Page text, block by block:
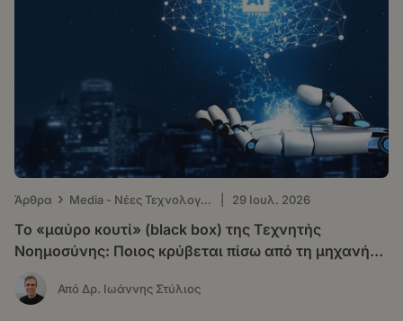
Άρθρα › Μedia - Νέες Τεχνολογίες 29 Ιουλ. 2026
Το «μαύρο κουτί» (black box) της Τεχνητής
Νοημοσύνης: Ποιος κρύβεται πίσω από τη μηχανή
που «σκέφτεται»
Από Δρ. Ιωάννης Στύλιος